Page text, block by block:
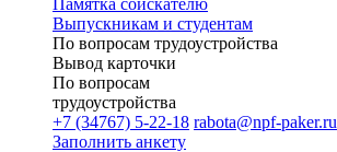
Памятка соискателю
Выпускникам и студентам
По вопросам трудоустройства
Вывод карточки
По вопросам
трудоустройства
+7 (34767) 5-22-18 rabota@npf-paker.ru
Заполнить анкету